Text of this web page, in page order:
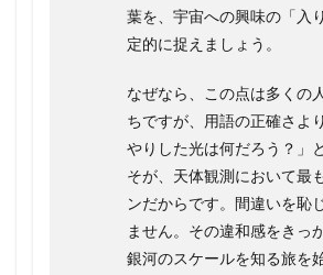
葉を、宇宙への興味の「入
定的に捉えましょう。
なぜなら、この点は多くの
ちですが、用語の正確さよ
やりした光は何だろう？」
そが、天体観測において最
ンだからです。間違いを恥
ません。その違和感をきっ
銀河のスケールを知る旅を